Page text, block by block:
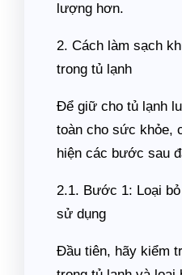
lượng hơn.
2. Cách làm sạch
trong tủ lạnh
Để giữ cho tủ lạnh
toàn cho sức khỏe,
hiện các bước sau
2.1. Bước 1: Loại
sử dụng
Đầu tiên, hãy kiểm